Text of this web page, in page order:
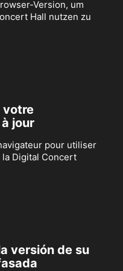
Version, um
Hall nutzen zu
votre
jour
pour utiliser
Digital Concert
versión de su